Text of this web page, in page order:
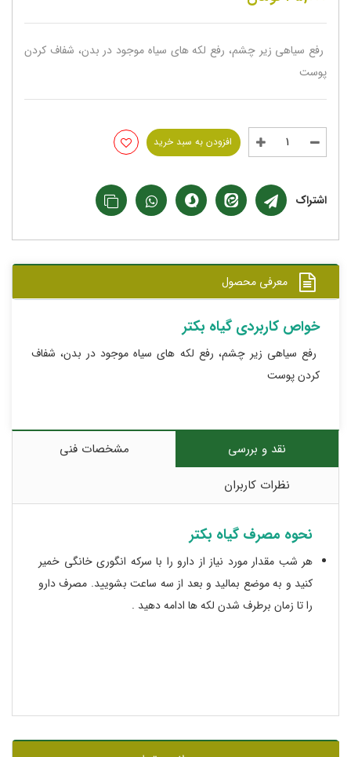
رفع سیاهی زیر چشم، رفع لکه های سیاه موجود در بدن، شفاف کردن
پوست
افزودن به سبد خرید
اشتراک
معرفی محصول
خواص کاربردی گیاه بکتر
رفع سیاهی زیر چشم، رفع لکه های سیاه موجود در بدن، شفاف
کردن پوست
نقد و بررسی
مشخصات فنی
نظرات کاربران
نحوه مصرف گیاه بکتر
هر شب مقدار مورد نیاز از دارو را با سرکه انگوری خانگی خمیر
کنید و به موضع بمالید و بعد از سه ساعت بشویید. مصرف دارو
را تا زمان برطرف شدن لکه ها ادامه دهید .